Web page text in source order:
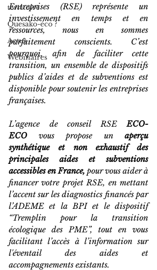
territoire
Quesako-éco ?
Actus
Webinaires
Entreprises (RSE) représente un
investissement en temps et en
ressources, nous en sommes
parfaitement conscients. C’est
pourquoi, afin de faciliter cette
transition, un ensemble de dispositifs
publics d’aides et de subventions est
disponible pour soutenir les entreprises
françaises.
L’agence de conseil RSE ECO-
ECO vous propose un aperçu
synthétique et non exhaustif des
principales aides et subventions
accessibles en France, pour vous aider à
financer votre projet RSE, en mettant
l’accent sur les diagnostics financés par
l’ADEME et la BPI et le dispositif
“Tremplin pour la transition
écologique des PME”, tout en vous
facilitant l’accès à l’information sur
l'éventail des aides et
accompagnements existants.